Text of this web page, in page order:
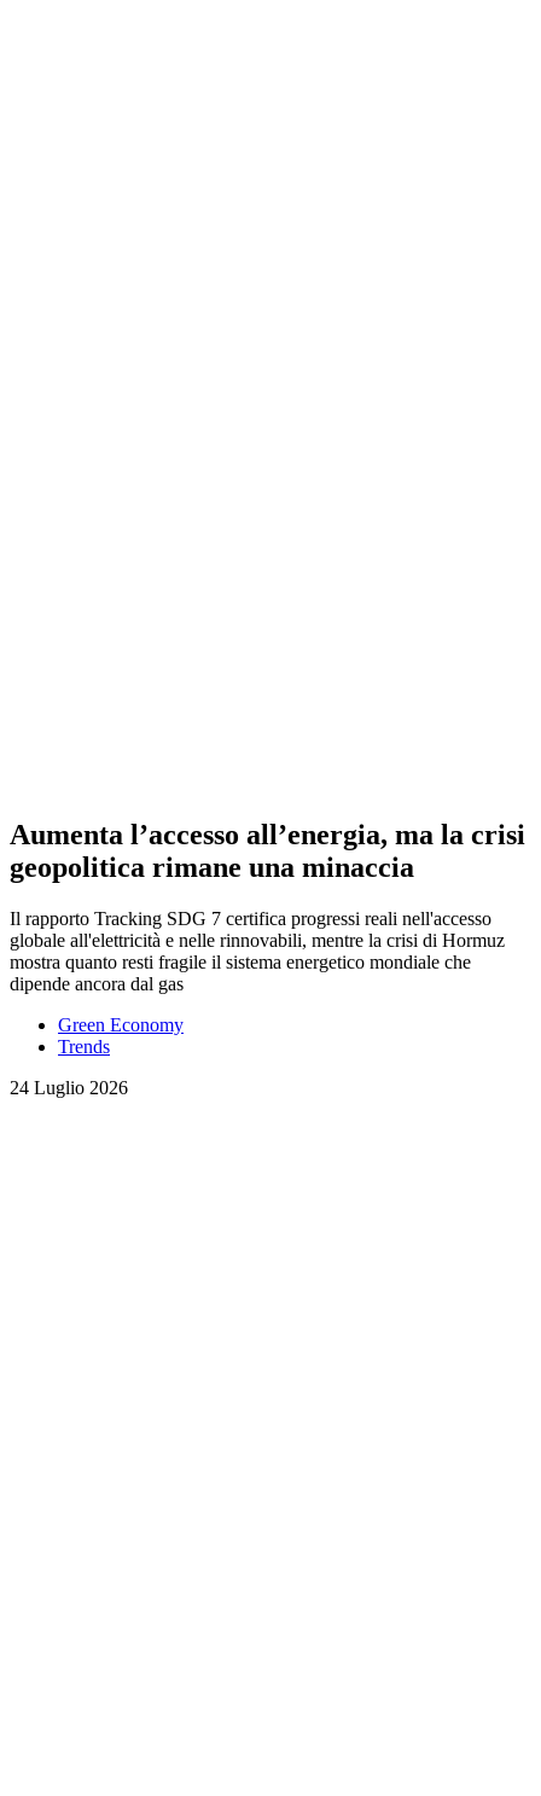
Aumenta l’accesso all’energia, ma la crisi
geopolitica rimane una minaccia
Il rapporto Tracking SDG 7 certifica progressi reali nell'accesso
globale all'elettricità e nelle rinnovabili, mentre la crisi di Hormuz
mostra quanto resti fragile il sistema energetico mondiale che
dipende ancora dal gas
Green Economy
Trends
24 Luglio 2026